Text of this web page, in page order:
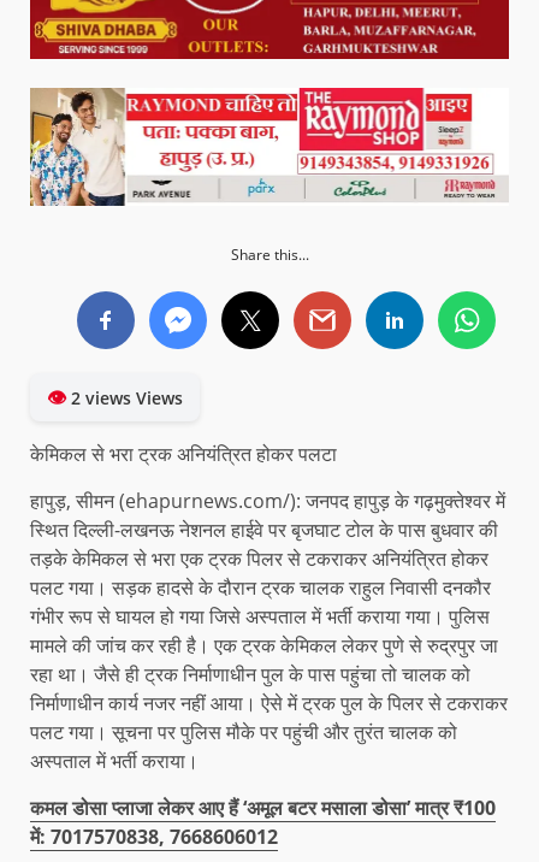
Share this...
👁2 views Views
केमिकल से भरा ट्रक अनियंत्रित होकर पलटा
हापुड़, सीमन (ehapurnews.com/): जनपद हापुड़ के गढ़मुक्तेश्वर में
स्थित दिल्ली-लखनऊ नेशनल हाईवे पर बृजघाट टोल के पास बुधवार की
तड़के केमिकल से भरा एक ट्रक पिलर से टकराकर अनियंत्रित होकर
पलट गया। सड़क हादसे के दौरान ट्रक चालक राहुल निवासी दनकौर
गंभीर रूप से घायल हो गया जिसे अस्पताल में भर्ती कराया गया। पुलिस
मामले की जांच कर रही है। एक ट्रक केमिकल लेकर पुणे से रुद्रपुर जा
रहा था। जैसे ही ट्रक निर्माणाधीन पुल के पास पहुंचा तो चालक को
निर्माणाधीन कार्य नजर नहीं आया। ऐसे में ट्रक पुल के पिलर से टकराकर
पलट गया। सूचना पर पुलिस मौके पर पहुंची और तुरंत चालक को
अस्पताल में भर्ती कराया।
कमल डोसा प्लाजा लेकर आए हैं ‘अमूल बटर मसाला डोसा’ मात्र ₹100
में: 7017570838, 7668606012